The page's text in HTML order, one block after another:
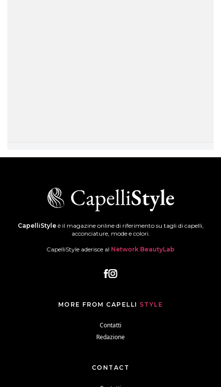
CapelliStyleè il magazine online di riferimento su tagli di capelli,
acconciature, mode e colori.
CapelliStyle aderisce al Network BeautyLab
MORE FROM CAPELLI STYLE
Contatti
Redazione
CONTACT